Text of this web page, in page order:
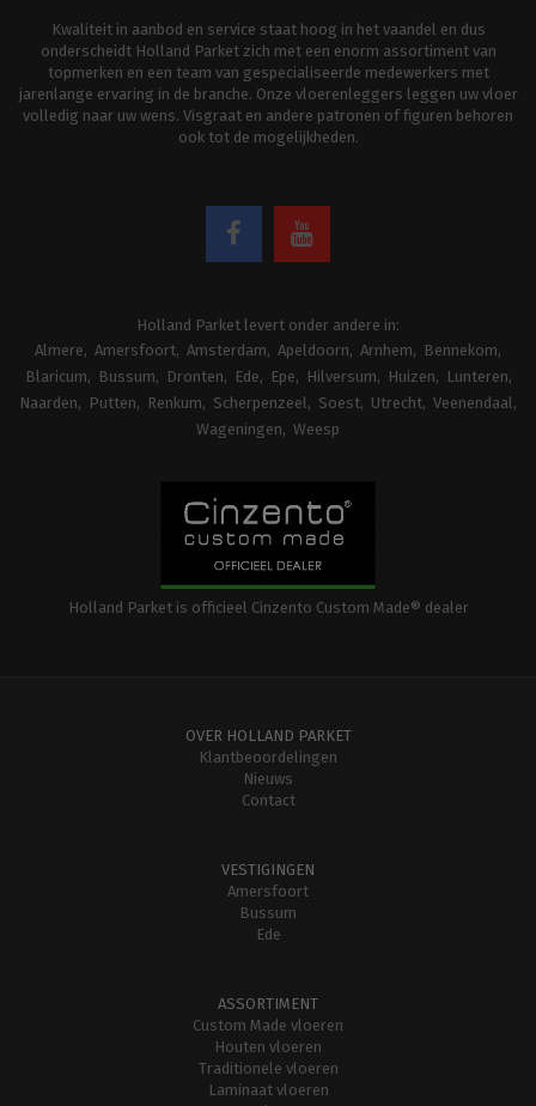
Kwaliteit in aanbod en service staat hoog in het vaandel en dus
onderscheidt Holland Parket zich met een enorm assortiment van
topmerken en een team van gespecialiseerde medewerkers met
jarenlange ervaring in de branche. Onze vloerenleggers leggen uw vloer
volledig naar uw wens. Visgraat en andere patronen of figuren behoren
ook tot de mogelijkheden.
Holland Parket levert onder andere in:
Almere
Amersfoort Amsterdam Apeldoorn Arnhem
Bennekom
Blaricum
Bussum Dronten Ede Epe Hilversum Huizen
Lunteren
Naarden
Putten Renkum Scherpenzeel Soest Utrecht Veenendaal
Wageningen
Weesp
Holland Parket is officieel Cinzento Custom Made® dealer
OVER HOLLAND PARKET
Klantbeoordelingen
Nieuws
Contact
VESTIGINGEN
Amersfoort
Bussum
Ede
ASSORTIMENT
Custom Made vloeren
Houten vloeren
Traditionele vloeren
Laminaat vloeren